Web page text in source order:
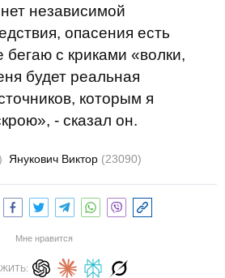
независимой
опасения есть
бегаю с криками «волки,
будет реальная
которым я
- сказал он.
Янукович Виктор (23090)
Мне нравится